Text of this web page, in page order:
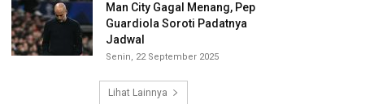
Man City Gagal Menang, Pep
Guardiola Soroti Padatnya
Jadwal
Senin, 22 September 2025
Lihat Lainnya